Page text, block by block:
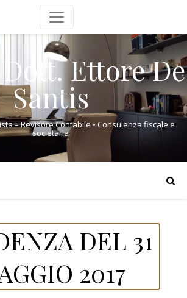
Ettore De
Santis
– Revisore Contabile • Consulenza fiscale e
societaria
DEL 31
2017